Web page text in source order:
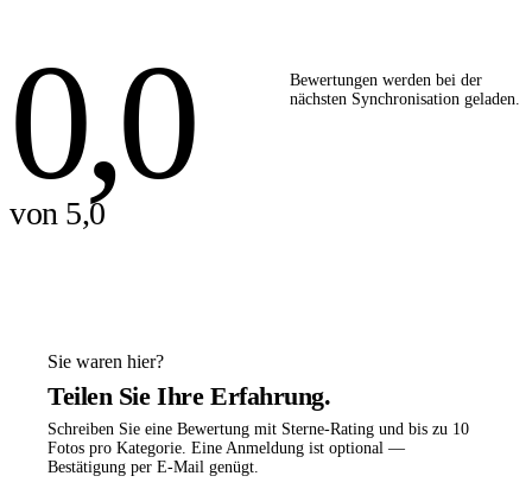
0,0
von 5,0
Bewertungen werden bei der
nächsten Synchronisation geladen.
Sie waren hier?
Teilen Sie Ihre Erfahrung.
Schreiben Sie eine Bewertung mit Sterne-Rating und bis zu 10
Fotos pro Kategorie. Eine Anmeldung ist optional —
Bestätigung per E-Mail genügt.